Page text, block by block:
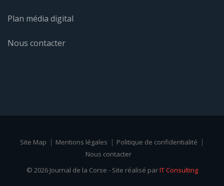
Plan média digital
Nous contacter
Site Map Mentions légales
Politique de confidentialité
Nous contacter
© 2026 Journal de la Corse - Site réalisé parIT Consulting